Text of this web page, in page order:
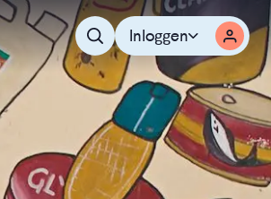
Inloggen